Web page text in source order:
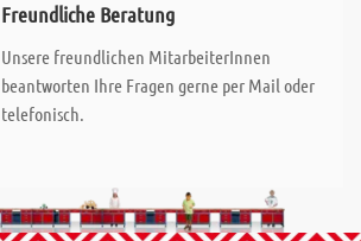
Freundliche Beratung
Unsere freundlichen MitarbeiterInnen
beantworten Ihre Fragen gerne per Mail oder
telefonisch.